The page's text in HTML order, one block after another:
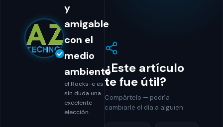
y
amigable
con el
medio
ambiente
el Rocks-e es
sin duda una
excelente
elección.
¿Este artículo
te fue útil?
Compártelo — podría
cambiarle el día a alguien